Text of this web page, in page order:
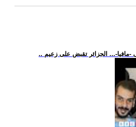
-مافيا-... الجزائر تقبض على زعيم